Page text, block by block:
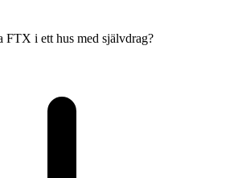
FTX i ett hus med självdrag?